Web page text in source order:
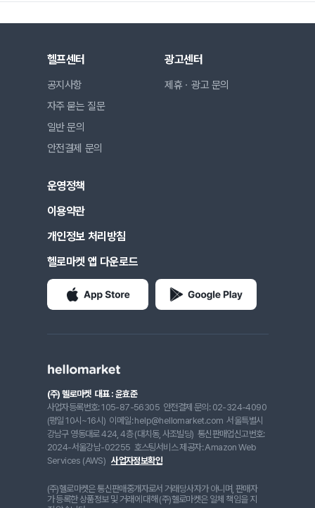
헬프센터
공지사항
자주 묻는 질문
일반 문의
안전결제 문의
광고센터
제휴ㆍ광고 문의
운영정책
이용약관
개인정보 처리방침
헬로마켓 앱 다운로드
(주) 헬로마켓 대표 : 윤효준
사업자등록번호: 105-87-56305 안전결제 문의: 02-324-4090
(평일 10시~16시) 이메일: help@hellomarket.com 서울특별시
강남구 영동대로 424, 4층 (대치동, 사조빌딩) 통신판매업신고번호:
2024-서울강남-02255 호스팅서비스 제공자: Amazon Web
Services (AWS) 사업자정보확인
(주)헬로마켓은 통신판매중개자로서 거래당사자가 아니며, 판매자
가 등록한 상품정보 및 거래에 대해 (주)헬로마켓은 일체 책임을 지